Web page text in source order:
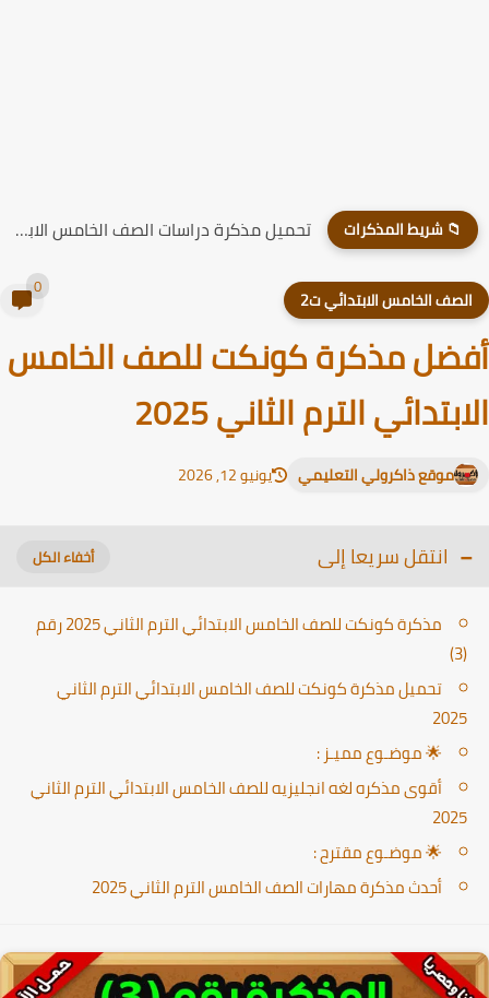
📁 شريط المذكرات تحميل مذكرة دراسات الصف الخامس الابتدائي الترم الاول 2026
الخامس الابتدائي ت2
مذكرة كونكت للصف الخامس
الترم الثاني 2025
موقع ذاكرولي التعليمي يونيو 12, 2026
انتقل سريعا إلى
مذكرة كونكت للصف الخامس الابتدائي الترم الثاني 2025 رقم
تحميل مذكرة كونكت للصف الخامس الابتدائي الترم الثاني
2025
🌟 موضـوع مميـز :
أقوى مذكره لغه انجليزيه للصف الخامس الابتدائي الترم الثاني
2025
🌟 موضـوع مقترح :
أحدث مذكرة مهارات الصف الخامس الترم الثاني 2025